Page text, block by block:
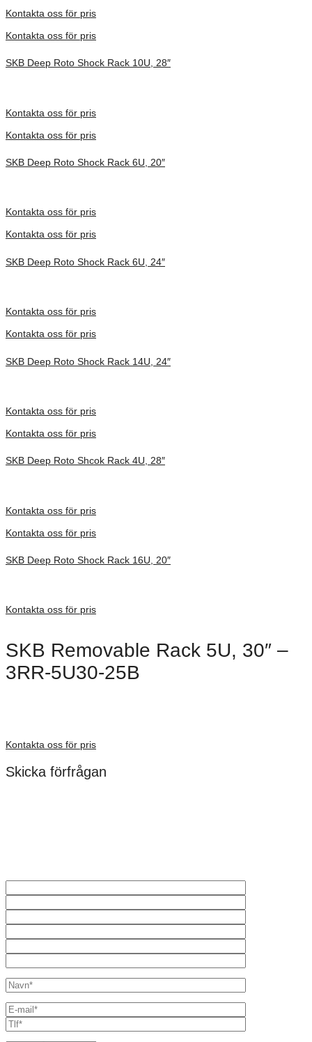
Kontakta oss för pris
Kontakta oss för pris
SKB Deep Roto Shock Rack 10U, 28″
Kontakta oss för pris
Kontakta oss för pris
SKB Deep Roto Shock Rack 6U, 20″
Kontakta oss för pris
Kontakta oss för pris
SKB Deep Roto Shock Rack 6U, 24″
Kontakta oss för pris
Kontakta oss för pris
SKB Deep Roto Shock Rack 14U, 24″
Kontakta oss för pris
Kontakta oss för pris
SKB Deep Roto Shcok Rack 4U, 28″
Kontakta oss för pris
Kontakta oss för pris
SKB Deep Roto Shock Rack 16U, 20″
Kontakta oss för pris
SKB Removable Rack 5U, 30″ –
3RR-5U30-25B
Kontakta oss för pris
Skicka förfrågan